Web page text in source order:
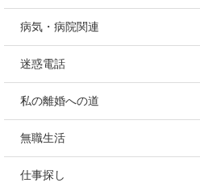
病気・病院関連
迷惑電話
私の離婚への道
無職生活
仕事探し